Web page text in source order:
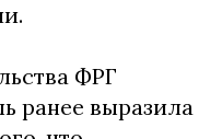
ФРГ
ранее выразила